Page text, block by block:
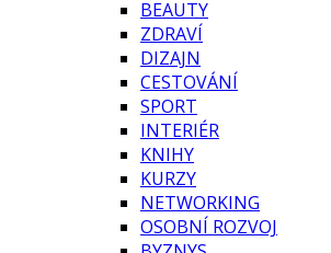
BEAUTY
ZDRAVÍ
DIZAJN
CESTOVÁNÍ
SPORT
INTERIÉR
KNIHY
KURZY
NETWORKING
OSOBNÍ ROZVOJ